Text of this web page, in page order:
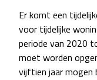
Er komt een
voor tijdelijke
periode van 2020
moet worden
vijftien jaar mogen